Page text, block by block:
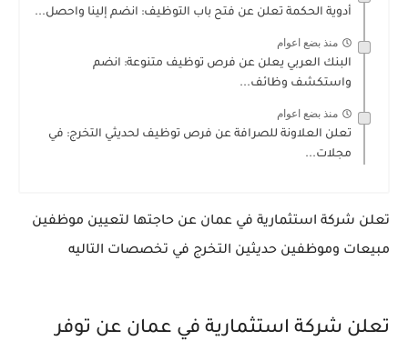
أدوية الحكمة تعلن عن فتح باب التوظيف: انضم إلينا واحصل...
منذ بضع اعوام
البنك العربي يعلن عن فرص توظيف متنوعة: انضم
واستكشف وظائف...
منذ بضع اعوام
تعلن العلاونة للصرافة عن فرص توظيف لحديثي التخرج: في
مجلات...
تعلن شركة استثمارية في عمان عن حاجتها لتعيين موظفين
مبيعات وموظفين حديثين التخرج في تخصصات التاليه
تعلن شركة استثمارية في عمان عن توفر